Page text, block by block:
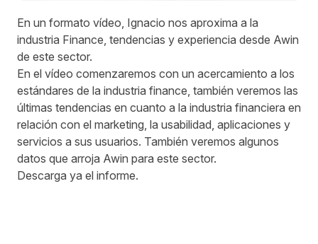
En un formato vídeo, Ignacio nos aproxima a la
industria Finance, tendencias y experiencia desde Awin
de este sector.
En el vídeo comenzaremos con un acercamiento a los
estándares de la industria finance, también veremos las
últimas tendencias en cuanto a la industria financiera en
relación con el marketing, la usabilidad, aplicaciones y
servicios a sus usuarios. También veremos algunos
datos que arroja Awin para este sector.
Descarga ya el informe.